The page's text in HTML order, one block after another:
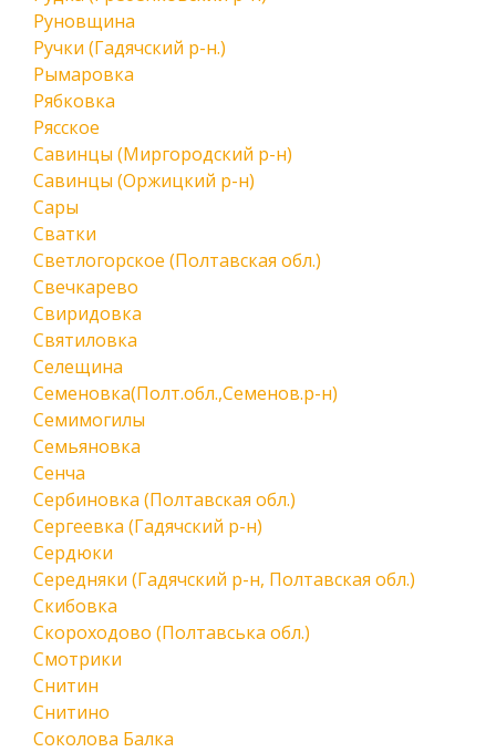
Руновщина
Ручки (Гадячский р-н.)
Рымаровка
Рябковка
Рясское
Савинцы (Миргородский р-н)
Савинцы (Оржицкий р-н)
Сары
Сватки
Светлогорское (Полтавская обл.)
Свечкарево
Свиридовка
Святиловка
Селещина
Семеновка(Полт.обл.,Семенов.р-н)
Семимогилы
Семьяновка
Сенча
Сербиновка (Полтавская обл.)
Сергеевка (Гадячский р-н)
Сердюки
Середняки (Гадячский р-н, Полтавская обл.)
Скибовка
Скороходово (Полтавська обл.)
Смотрики
Снитин
Снитино
Соколова Балка